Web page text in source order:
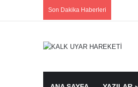
Son Dakika Haberleri